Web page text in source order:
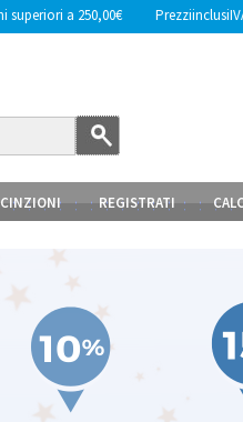
superiori a 250,00€
REGISTRATI